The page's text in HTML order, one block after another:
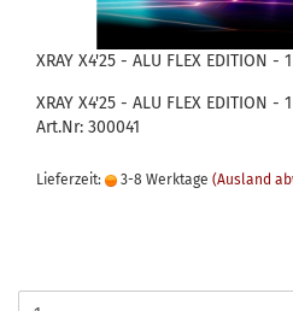
XRAY X4'25 - ALU FLEX EDITION -
XRAY X4'25 - ALU FLEX EDITION -
Art.Nr: 300041
Lieferzeit: 3-8 Werktage (Ausland